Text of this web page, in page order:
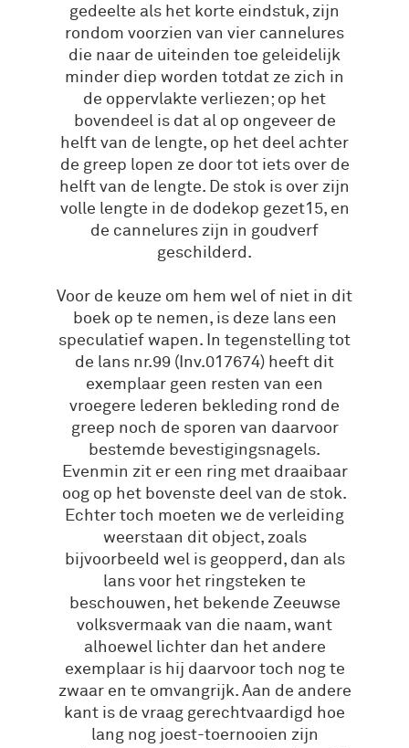
gedeelte als het korte eindstuk, zijn
rondom voorzien van vier cannelures
die naar de uiteinden toe geleidelijk
minder diep worden totdat ze zich in
de oppervlakte verliezen; op het
bovendeel is dat al op ongeveer de
helft van de lengte, op het deel achter
de greep lopen ze door tot iets over de
helft van de lengte. De stok is over zijn
volle lengte in de dodekop gezet15, en
de cannelures zijn in goudverf
geschilderd.
Voor de keuze om hem wel of niet in dit
boek op te nemen, is deze lans een
speculatief wapen. In tegenstelling tot
de lans nr.99 (Inv.017674) heeft dit
exemplaar geen resten van een
vroegere lederen bekleding rond de
greep noch de sporen van daarvoor
bestemde bevestigingsnagels.
Evenmin zit er een ring met draaibaar
oog op het bovenste deel van de stok.
Echter toch moeten we de verleiding
weerstaan dit object, zoals
bijvoorbeeld wel is geopperd, dan als
lans voor het ringsteken te
beschouwen, het bekende Zeeuwse
volksvermaak van die naam, want
alhoewel lichter dan het andere
exemplaar is hij daarvoor toch nog te
zwaar en te omvangrijk. Aan de andere
kant is de vraag gerechtvaardigd hoe
lang nog joest-toernooien zijn